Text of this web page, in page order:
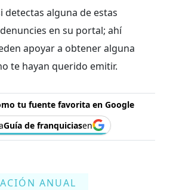
detectas alguna de estas
en su portal; ahí
apoyar a obtener alguna
te hayan querido emitir.
tu fuente favorita en Google
Guía de franquiciasen
ANUAL